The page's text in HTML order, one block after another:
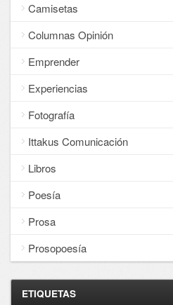
Camisetas
Columnas Opinión
Emprender
Experiencias
Fotografía
Ittakus Comunicación
Libros
Poesía
Prosa
Prosopoesía
ETIQUETAS